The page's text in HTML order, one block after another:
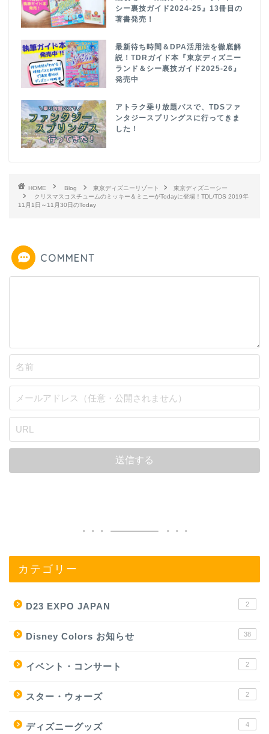
シー裏技ガイド2024-25』13冊目の
著書発売！
最新待ち時間＆DPA活用法を徹底解
説！TDRガイド本『東京ディズニー
ランド＆シー裏技ガイド2025-26』
発売中
アトラク乗り放題パスで、TDSファ
ンタジースプリングスに行ってきま
した！
HOME Blog 東京ディズニーリゾート
東京ディズニーシー
クリスマスコスチュームのミッキー＆ミニーがTodayに登場！TDL/TDS 2019年
11月1日～11月30日のToday
COMMENT
カテゴリー
D23 EXPO JAPAN 2
Disney Colors お知らせ 38
イベント・コンサート 2
スター・ウォーズ 2
ディズニーグッズ 4